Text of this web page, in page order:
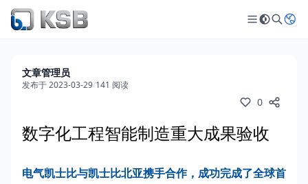
文章管理员
发布于 2023-03-29/141 阅读
0
数字化工程智能制造重大成果验收
电气凯士比与凯士比北亚携手合作，成功完成了全球首